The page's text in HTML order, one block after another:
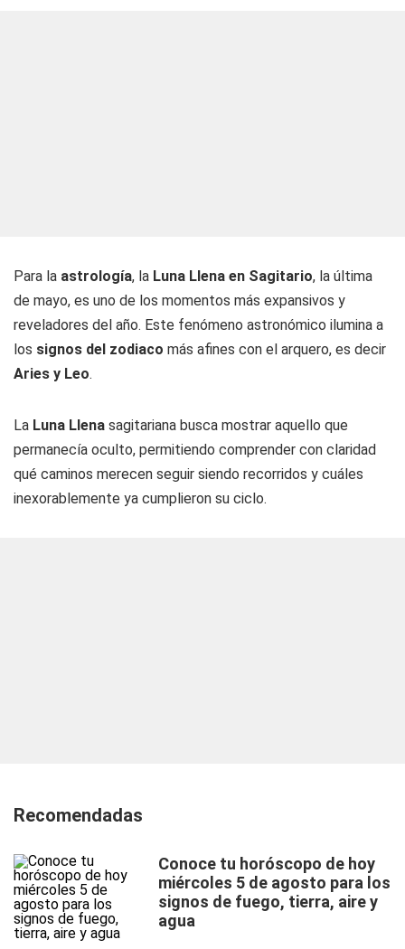
Para la astrología, la Luna Llena en Sagitario, la última
de mayo, es uno de los momentos más expansivos y
reveladores del año. Este fenómeno astronómico ilumina a
los signos del zodiaco más afines con el arquero, es decir
Aries y Leo.
La Luna Llena sagitariana busca mostrar aquello que
permanecía oculto, permitiendo comprender con claridad
qué caminos merecen seguir siendo recorridos y cuáles
inexorablemente ya cumplieron su ciclo.
Recomendadas
Conoce tu horóscopo de hoy
miércoles 5 de agosto para los
signos de fuego, tierra, aire y
agua